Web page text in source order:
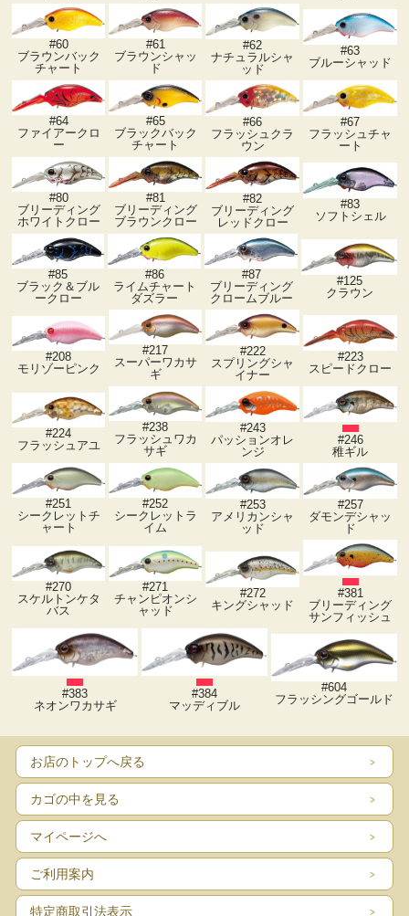
#60
ブラウンバック
チャート
#61
ブラウンシャッ
ド
#62
ナチュラルシャ
ッド
#63
ブルーシャッド
#64
ファイアークロ
ー
#65
ブラックバック
チャート
#66
フラッシュクラ
ウン
#67
フラッシュチャ
ート
#80
ブリーディング
ホワイトクロー
#81
ブリーディング
ブラウンクロー
#82
ブリーディング
レッドクロー
#83
ソフトシェル
#85
ブラック＆ブル
ークロー
#86
ライムチャート
ダズラー
#87
ブリーディング
クロームブルー
#125
クラウン
#208
モリゾーピンク
#217
スーパーワカサ
ギ
#222
スプリングシャ
イナー
#223
スピードクロー
#224
フラッシュアユ
#238
フラッシュワカ
サギ
#243
パッションオレ
ンジ
#246
稚ギル
#251
シークレットチ
ャート
#252
シークレットラ
イム
#253
アメリカンシャ
ッド
#257
ダモンデシャッ
ド
#270
スケルトンケタ
バス
#271
チャンピオンシ
ャッド
#272
キングシャッド
#381
ブリーディング
サンフィッシュ
#383
ネオンワカサギ
#384
マッディブル
#604
フラッシングゴールド
お店のトップへ戻る
カゴの中を見る
マイページへ
ご利用案内
特定商取引法表示